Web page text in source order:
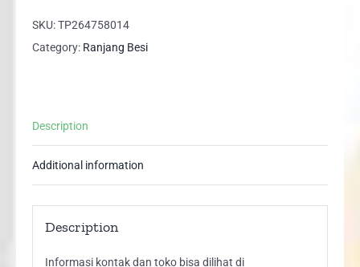
Success
LAVENDER
SKU:TP264758014
Category: Ranjang Besi
Description
Additional information
Description
Informasi kontak dan toko bisa dilihat di